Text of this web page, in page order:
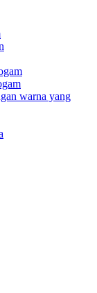
warna yang